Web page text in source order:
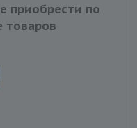
приобрести по
товаров